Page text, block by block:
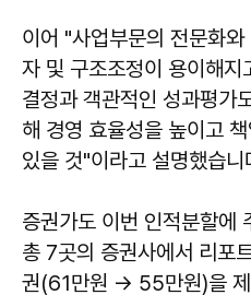
이어 "사업부문의 전문화
자 및 구조조정이 용이해
결정과 객관적인 성과평가
해 경영 효율성을 높이고
있을 것"이라고 설명했습니
증권가도 이번 인적분할에
총 7곳의 증권사에서 리포
권(61만원 → 55만원)을 제